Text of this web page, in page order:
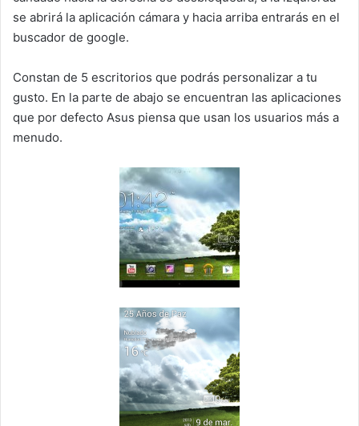
se abrirá la aplicación cámara y hacia arriba entrarás en el
buscador de google.
Constan de 5 escritorios que podrás personalizar a tu
gusto. En la parte de abajo se encuentran las aplicaciones
que por defecto Asus piensa que usan los usuarios más a
menudo.